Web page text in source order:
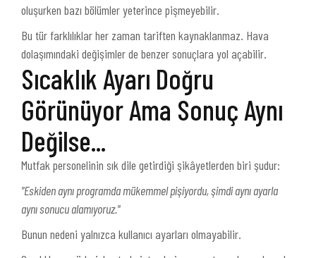
oluşurken bazı bölümler yeterince pişmeyebilir.
Bu tür farklılıklar her zaman tariften kaynaklanmaz. Hava
dolaşımındaki değişimler de benzer sonuçlara yol açabilir.
Sıcaklık Ayarı Doğru
Görünüyor Ama Sonuç Aynı
Değilse...
Mutfak personelinin sık dile getirdiği şikâyetlerden biri şudur:
"Eskiden aynı programda mükemmel pişiyordu, şimdi aynı ayarla
aynı sonucu alamıyoruz."
Bunun nedeni yalnızca kullanıcı ayarları olmayabilir.